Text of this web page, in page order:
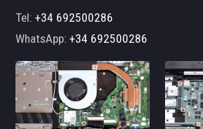
Tel:+34 692500286
WhatsApp:+34 692500286